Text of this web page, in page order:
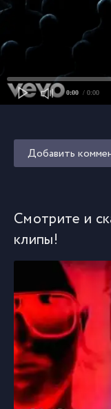
0:00 / 0:00
Добавить
Смотрите и
клипы!